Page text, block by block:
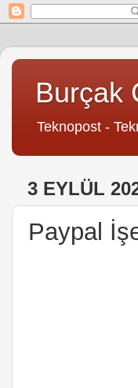
Burçak
Teknopost -
3 EYLÜL
Paypal